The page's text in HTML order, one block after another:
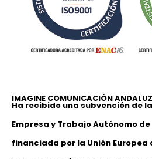
IMAGINE COMUNICACIÓN
Ha recibido una subvención de
Empresa y Trabajo Autónomo
financiada por la Unión